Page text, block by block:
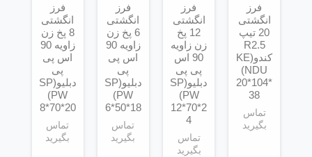
فرز
انگشتی
20 تیپ
R2.5
کندو(KE
NDU)
20*104*
38
تماس
بگیرید
فرز
انگشتی
12 پخ
زن زاویه
90 اس
پی پی
دبلیو(SP
PW)
12*70*2
4
تماس
بگیرید
فرز
انگشتی
6 پخ زن
زاویه 90
اس پی
پی
دبلیو(SP
PW)
6*50*18
تماس
بگیرید
فرز
انگشتی
8 پخ زن
زاویه 90
اس پی
پی
دبلیو(SP
PW)
8*70*20
تماس
بگیرید